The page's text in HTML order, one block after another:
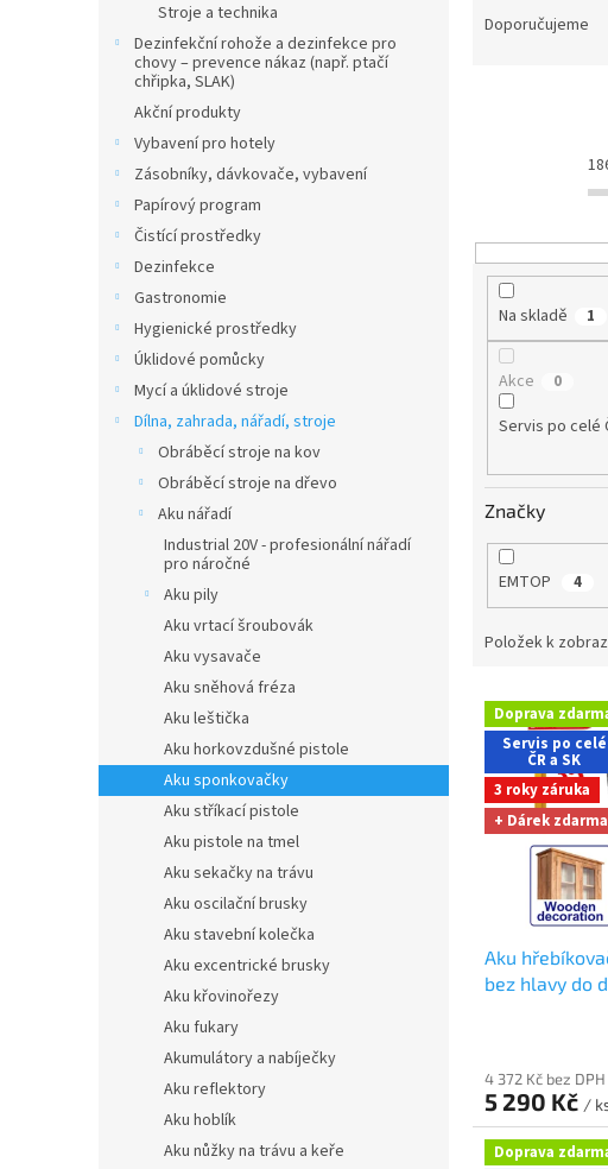
Stroje a technika
Dezinfekční rohože a dezinfekce pro
chovy – prevence nákaz (např. ptačí
chřipka, SLAK)
Akční produkty
Vybavení pro hotely
Zásobníky, dávkovače, vybavení
Papírový program
Čistící prostředky
Dezinfekce
Gastronomie
Hygienické prostředky
Úklidové pomůcky
Mycí a úklidové stroje
Dílna, zahrada, nářadí, stroje
Obráběcí stroje na kov
Obráběcí stroje na dřevo
Aku nářadí
Industrial 20V - profesionální nářadí
pro náročné
Aku pily
Aku vrtací šroubovák
Aku vysavače
Aku sněhová fréza
Aku leštička
Aku horkovzdušné pistole
Aku sponkovačky
Aku stříkací pistole
Aku pistole na tmel
Aku sekačky na trávu
Aku oscilační brusky
Aku stavební kolečka
Aku excentrické brusky
Aku křovinořezy
Aku fukary
Akumulátory a nabíječky
Aku reflektory
Aku hoblík
Aku nůžky na trávu a keře
u
Doporučujeme
Na skladě 1
Akce 0
Servis po celé
Značky
EMTOP 4
Položek k
V
p
Doprava
Servis po celé
ČR a SK
3 roky záruka
+ Dárek zdarma
Aku
bez hlavy do
4 372 Kč bez DPH
5 290 Kč /
Doprava